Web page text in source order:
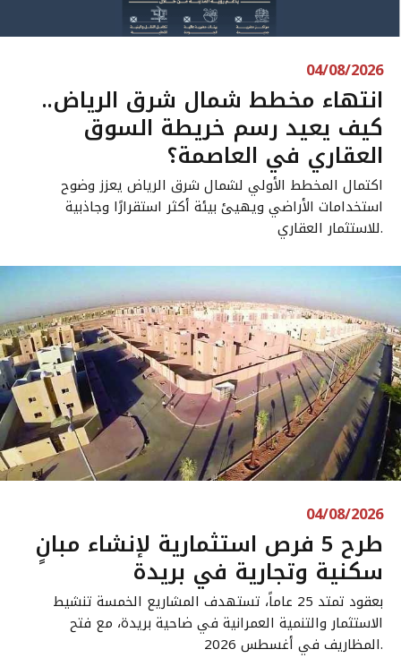
04/08/2026
انتهاء مخطط شمال شرق الرياض..
كيف يعيد رسم خريطة السوق
العقاري في العاصمة؟
اكتمال المخطط الأولي لشمال شرق الرياض يعزز وضوح
استخدامات الأراضي ويهيئ بيئة أكثر استقرارًا وجاذبية
للاستثمار العقاري.
04/08/2026
طرح 5 فرص استثمارية لإنشاء مبانٍ
سكنية وتجارية في بريدة
بعقود تمتد 25 عاماً، تستهدف المشاريع الخمسة تنشيط
الاستثمار والتنمية العمرانية في ضاحية بريدة، مع فتح
المظاريف في أغسطس 2026.